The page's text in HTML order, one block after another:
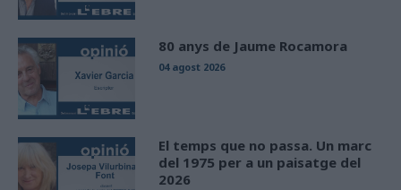
80 anys de Jaume Rocamora
04 agost 2026
El temps que no passa. Un marc
del 1975 per a un paisatge del
2026